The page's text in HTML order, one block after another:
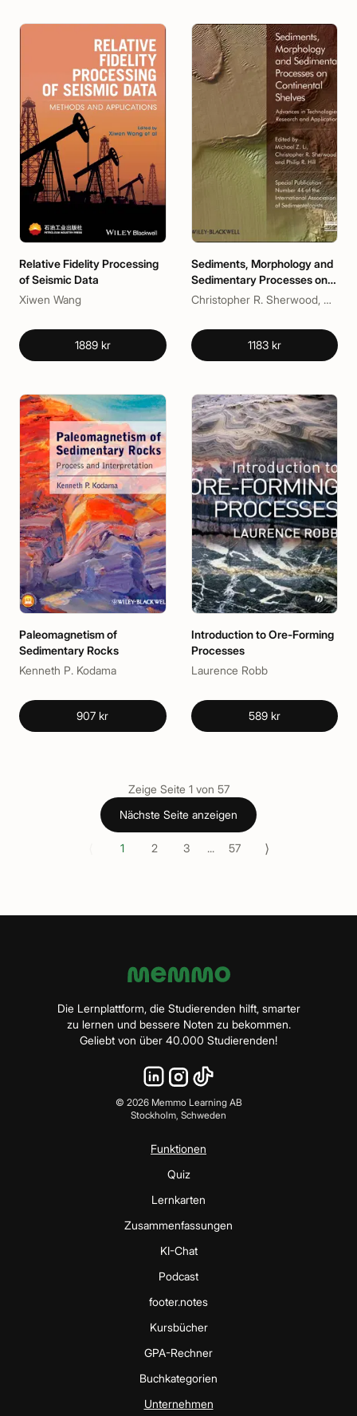
Relative Fidelity Processing
of Seismic Data
Xiwen Wang
1889 kr
Sediments, Morphology and
Sedimentary Processes on
Continental Shelves
Christopher R. Sherwood, Michael Z. Li, Philip R. Hill
1183 kr
Paleomagnetism of
Sedimentary Rocks
Kenneth P. Kodama
907 kr
Introduction to Ore-Forming
Processes
Laurence Robb
589 kr
Zeige Seite 1 von 57
Nächste Seite anzeigen
1 2 3 ... 57 ⟩
Die Lernplattform, die Studierenden hilft, smarter
zu lernen und bessere Noten zu bekommen.
Geliebt von über 40.000 Studierenden!
© 2026Memmo Learning AB
Stockholm, Schweden
Funktionen
Quiz
Lernkarten
Zusammenfassungen
KI-Chat
Podcast
footer.notes
Kursbücher
GPA-Rechner
Buchkategorien
Unternehmen